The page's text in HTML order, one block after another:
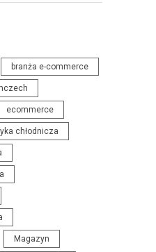
branża e-commerce
ecommerce
chłodnicza
Magazyn